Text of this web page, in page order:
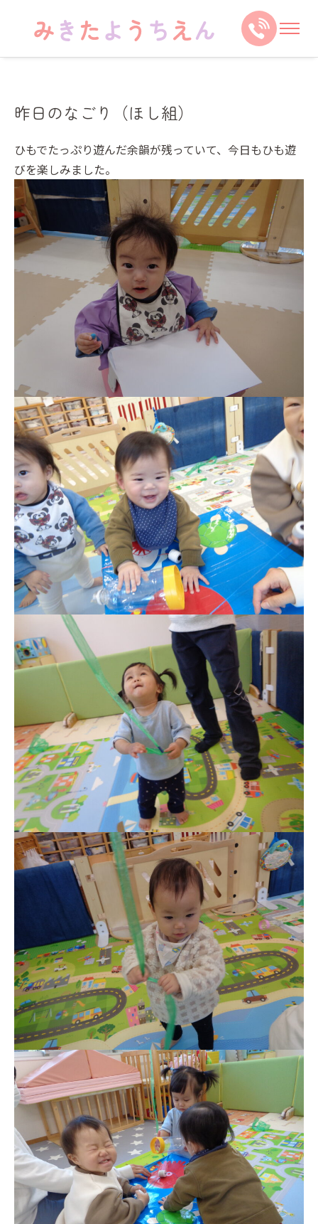
昨日のなごり（ほし組）
ひもでたっぷり遊んだ余韻が残っていて、今日もひも遊
びを楽しみました。